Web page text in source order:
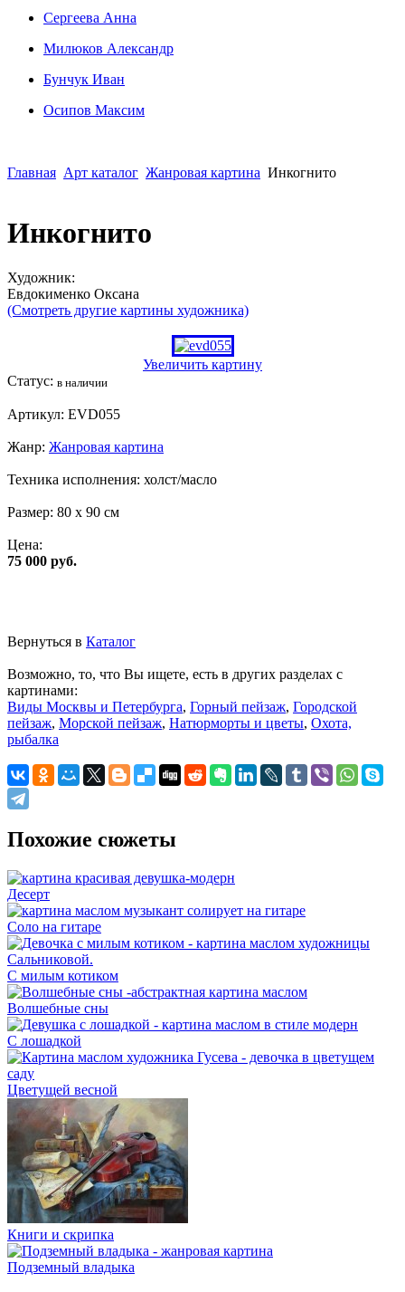
Сергеева Анна
Милюков Александр
Бунчук Иван
Осипoв Максим
Главная Арт каталог Жанровая картина Инкогнито
Инкогнито
Художник:
Евдокименко Оксана
(Смотреть другие картины художника)
Увеличить картину
Статус: в наличии
Артикул: EVD055
Жанр: Жанровая картина
Техника исполнения: холст/масло
Размер: 80 x 90 см
Цена:
75 000 руб.
Вернуться в Каталог
Возможно, то, что Вы ищете, есть в других разделах с
картинами:
Виды Москвы и Петербурга, Горный пейзаж, Городской
пейзаж, Морской пейзаж, Натюрморты и цветы, Охота,
рыбалка
Похожие сюжеты
Десерт
Соло на гитаре
С милым котиком
Волшебные сны
С лошадкой
Цветущей весной
Книги и скрипка
Подземный владыка